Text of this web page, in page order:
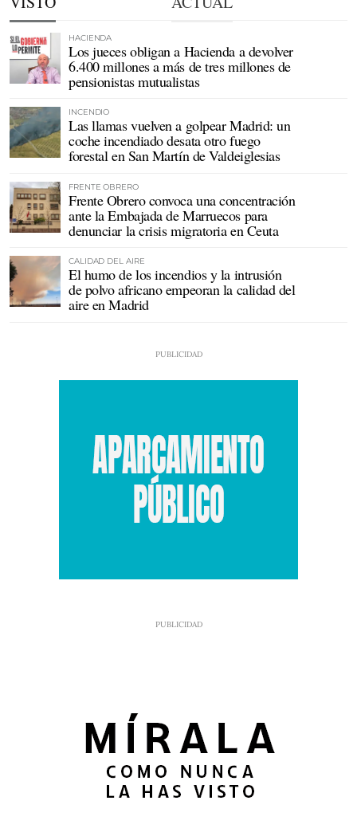
HACIENDA
Los jueces obligan a Hacienda a devolver
6.400 millones a más de tres millones de
pensionistas mutualistas
INCENDIO
Las llamas vuelven a golpear Madrid: un
coche incendiado desata otro fuego
forestal en San Martín de Valdeiglesias
FRENTE OBRERO
Frente Obrero convoca una concentración
ante la Embajada de Marruecos para
denunciar la crisis migratoria en Ceuta
CALIDAD DEL AIRE
El humo de los incendios y la intrusión
de polvo africano empeoran la calidad del
aire en Madrid